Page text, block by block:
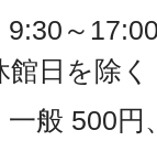
9:30～
日を除く
一般 500